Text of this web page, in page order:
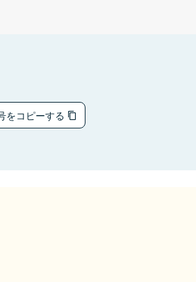
をコピーする